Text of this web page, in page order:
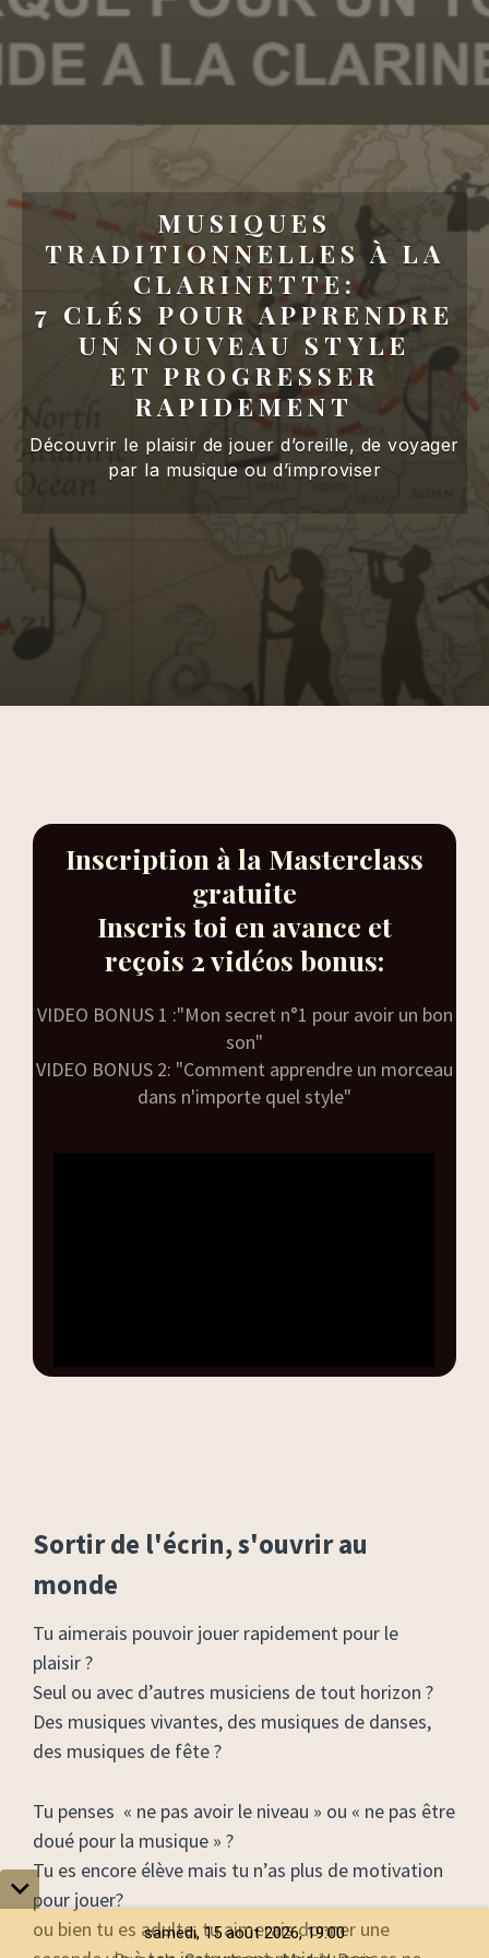
MUSIQUES
TRADITIONNELLES À LA
CLARINETTE:
7 CLÉS POUR APPRENDRE
UN NOUVEAU STYLE
ET PROGRESSER
RAPIDEMENT
Découvrir le plaisir de jouer d’oreille, de voyager
par la musique ou d’improviser
Inscription à la Masterclass
gratuite
Inscris toi en avance et
reçois 2 vidéos bonus:
VIDEO BONUS 1 :"Mon secret n°1 pour avoir un bon
son"
VIDEO BONUS 2: "Comment apprendre un morceau
dans n'importe quel style"
Sortir de l'écrin, s'ouvrir au
monde
Tu aimerais pouvoir jouer rapidement pour le
plaisir ?
Seul ou avec d’autres musiciens de tout horizon ?
Des musiques vivantes, des musiques de danses,
des musiques de fête ?
Tu penses « ne pas avoir le niveau » ou « ne pas être
doué pour la musique » ?
Tu es encore élève mais tu n’as plus de motivation
pour jouer?
ou bien tu es adulte, tu aimerais donner une
samedi, 15 août 2026, 19:00